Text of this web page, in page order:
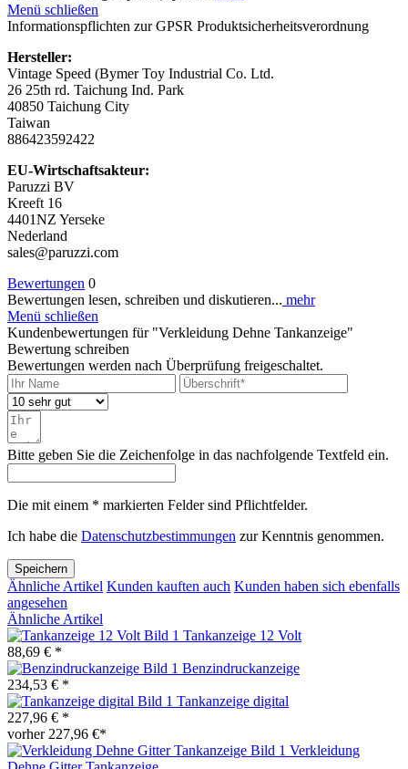
Menü schließen
Informationspflichten zur GPSR Produktsicherheitsverordnung
Hersteller:
Vintage Speed (Bymer Toy Industrial Co. Ltd.
26 25th rd. Taichung Ind. Park
40850 Taichung City
Taiwan
886423592422
EU-Wirtschaftsakteur:
Paruzzi BV
Kreeft 16
4401NZ Yerseke
Nederland
sales@paruzzi.com
Bewertungen 0
Bewertungen lesen, schreiben und diskutieren... mehr
Menü schließen
Kundenbewertungen für "Verkleidung Dehne Tankanzeige"
Bewertung schreiben
Bewertungen werden nach Überprüfung freigeschaltet.
Bitte geben Sie die Zeichenfolge in das nachfolgende Textfeld ein.
Die mit einem * markierten Felder sind Pflichtfelder.
Ich habe die Datenschutzbestimmungen zur Kenntnis genommen.
Speichern
Ähnliche Artikel Kunden kauften auch Kunden haben sich ebenfalls
angesehen
Ähnliche Artikel
Tankanzeige 12 Volt
88,69 € *
Benzindruckanzeige
234,53 € *
Tankanzeige digital
227,96 € *
vorher 227,96 €*
Verkleidung